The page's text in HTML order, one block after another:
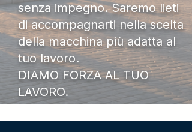
senza impegno. Saremo lieti
di accompagnarti nella scelta
della macchina più adatta al
tuo lavoro.
DIAMO FORZA AL TUO
LAVORO.